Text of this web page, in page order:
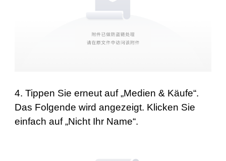
4. Tippen Sie erneut auf „Medien & Käufe“.
Das Folgende wird angezeigt. Klicken Sie
einfach auf „Nicht Ihr Name“.